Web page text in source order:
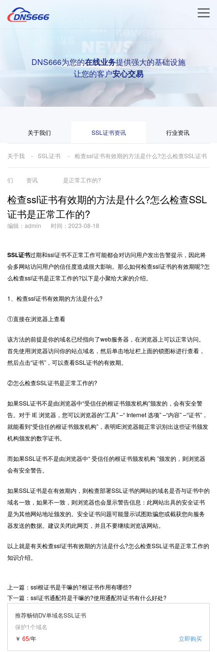
DNS666为您的在线业务提供强大的基础设施
让您的客户安心交易
关于我们 SSL证书资讯 行业资讯
关于我
们
SSL证书
资讯
检查ssl证书有效期的方法是什么?怎么检查SSL证书
是正常工作的?
检查ssl证书有效期的方法是什么?怎么检查SSL
证书是正常工作的?
编辑：admin 时间：2023-08-18
SSL证书过期和ssl证书不正常工作可能都会对访问用户发出告警提示，因此将
会多网站访问用户的信任度造成很大影响。那么如何检查ssl证书的有效期呢?怎
么检查ssl证书是正常工作的?以下是小聚给大家的介绍。
1、检查ssl证书有效期的方法是什么?
①直接在浏览器上查看
该方法的前提是你的域名已经指向了web服务器，在浏览器上可以正常访问。
首先使用浏览器访问你的站点域名，然后单击地址栏上面的锁图标进行查看，
然后点击“证书”，可以查看SSL证书的有效期。
②怎么检查SSL证书是正常工作的?
如果SSL证书不是由浏览器中“受信任的根证书颁发机构”颁发的，会有安全警
告。对于 IE 浏览器，您可以浏览器的“工具” –“ Internet 选项” –“内容” –“证书”，
就能看到“受信任的根证书颁发机构”，表明IE浏览器能正常识别出这些证书颁发
机构颁发的数字证书。
而如果SSL证书不是由浏览器中“ 受信任的根证书颁发机构 ”颁发的，则浏览器
会有安全警告。
如果SSL证书是在有效期内，则检查部署SSL证书的网站的域名是否与证书中的
域名一致，如果不一致，则浏览器也会显示警告信息：此网站出具的安全证书
是为其他网站地址颁发的。安全证书问题可能显示试图欺骗您或截获您向服务
器发送的数据。建议关闭此网页，并且不要继续浏览该网站。
以上就是有关检查ssl证书有效期的方法是什么?怎么检查SSL证书是正常工作的
知识介绍。
上一篇：ssl根证书是干嘛的?根证书作用有哪些?
下一篇：ssl证书通配符是干嘛的?使用通配符证书有什么好处?
推荐畅销DV单域名SSL证书
保护1个域名
立即购买
￥ 65/年